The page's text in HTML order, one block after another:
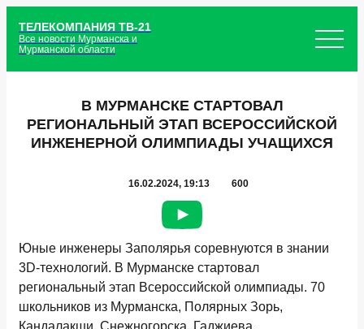
ТЕЛЕКОМПАНИЯ ТВ-21
Все новости Мурманска и
Мурманской области
В МУРМАНСКЕ СТАРТОВАЛ
РЕГИОНАЛЬНЫЙ ЭТАП ВСЕРОССИЙСКОЙ
ИНЖЕНЕРНОЙ ОЛИМПИАДЫ УЧАЩИХСЯ
16.02.2024, 19:13 600
Юные инженеры Заполярья соревнуются в знании
3D-технологий. В Мурманске стартовал
региональный этап Всероссийской олимпиады. 70
школьников из Мурманска, Полярных Зорь,
Кандалакши, Снежногорска, Гаджиева,